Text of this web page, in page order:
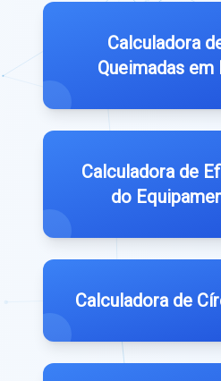
Calculadora
Queimadas em
Calculadora de
do
Calculadora de